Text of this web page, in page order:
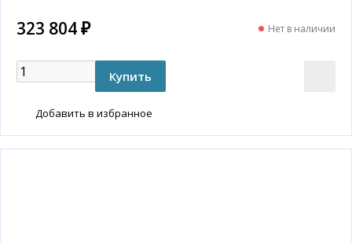
323 804 ₽ Нет в наличии
Добавить в избранное